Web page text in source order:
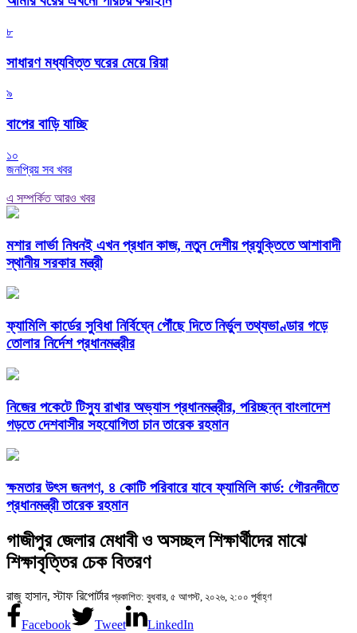
৮
সাধারণ মধ্যবিত্ত ঘরের মেয়ে রিয়া
৯
বাপের বাড়ি যাচ্ছি
১০
জনপ্রিয় সব খবর
এ সম্পর্কিত আরও খবর
মশার লার্ভা নিধনই এখন প্রধান কাজ, নতুন দেশীয় প্রযুক্তিতে আশাবাদী
স্থানীয় সরকার মন্ত্রী
ফ্যামিলি কার্ডের সুবিধা নির্বিঘ্নে পৌঁছে দিতে নির্ভুল তথ্যভাণ্ডার গড়ে
তোলার নির্দেশ প্রধানমন্ত্রীর
নিজের পকেটে টিস্যু রাখার অভ্যাস প্রধানমন্ত্রীর, পরিচ্ছন্ন বাংলাদেশ
গড়তে দেশবাসীর সহযোগিতা চান তারেক রহমান
ক্ষমতার উৎস জনগণ, ৪ কোটি পরিবারে যাবে ফ্যামিলি কার্ড: গৌরনদীতে
প্রধানমন্ত্রী তারেক রহমান
গাজীপুর জেলার মেধাবী ও অসচ্ছল শিক্ষার্থীদের মাঝে
শিক্ষাবৃত্তির চেক বিতরণ
রাজু হাসান, স্টাফ রিপোর্টার প্রকাশিত: বুধবার, ৫ আগস্ট, ২০২৬, ২:০০ পূর্বাহ্ণ
Facebook Tweet
LinkedIn